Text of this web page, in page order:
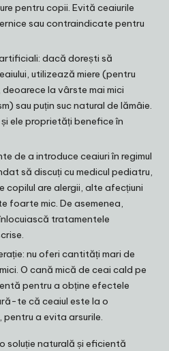
pentru copii. Evită ceaiurile
sau contraindicate pentru
dacă dorești să
utilizează miere (pentru
deoarece la vârste mai mici
sau puțin suc natural de lămâie.
ele proprietăți benefice în
de a introduce ceaiuri în regimul
să discuți cu medicul pediatru,
copilul are alergii, alte afecțiuni
foarte mic. De asemenea,
tratamentele
nu oferi cantități mari de
O cană mică de ceai cald pe
pentru a obține efectele
te că ceaiul este la o
a evita arsurile.
soluție naturală și eficientă